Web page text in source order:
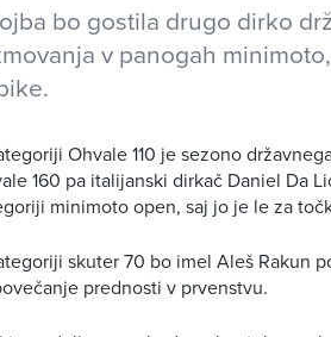
bo gostila drugo dirko
v panogah
Ohvale 110 je sezono
160 pa italijanski dirkač Daniel Da
minimoto open, saj jo je le za
skuter 70 bo imel Aleš Rakun
prednosti v prvenstvu.